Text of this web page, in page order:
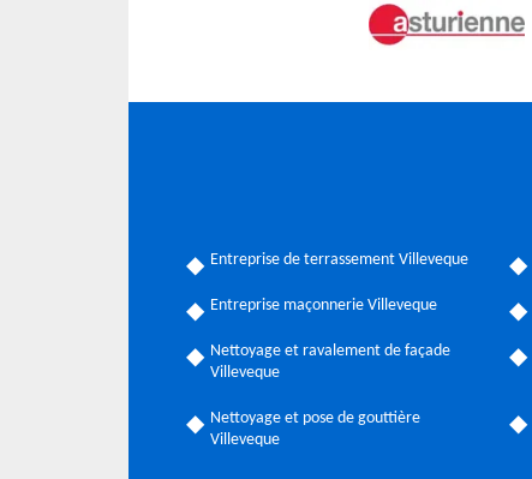
Entreprise de terrassement Villeveque
Entreprise maçonnerie Villeveque
Nettoyage et ravalement de façade
Villeveque
Nettoyage et pose de gouttière
Villeveque